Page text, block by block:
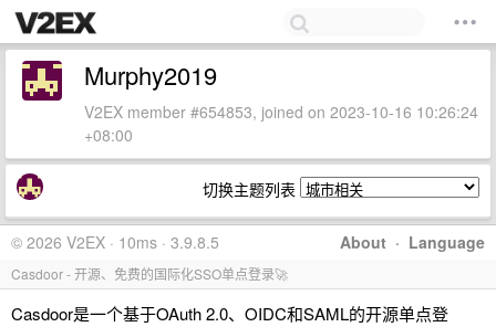
Murphy2019
V2EX member #654853, joined on 2023-10-16 10:26:24
+08:00
切换主题列表
About · Language
© 2026 V2EX · 10ms · 3.9.8.5
Casdoor - 开源、免费的国际化SSO单点登录🚀
Casdoor是一个基于OAuth 2.0、OIDC和SAML的开源单点登